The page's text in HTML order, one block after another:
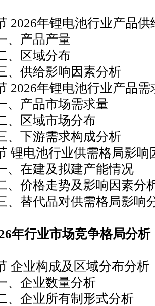
年锂电池行业产品供
品产量
域分布
影响因素分析
年锂电池行业产品需
品市场需求量
域市场分布
需求构成分析
电池行业供需格局影响
及拟建产能情况
走势及影响因素分
品对供需格局影响
年行业市场竞争格局分析
业构成及区域分布分析
业数量分析
所有制形式分析